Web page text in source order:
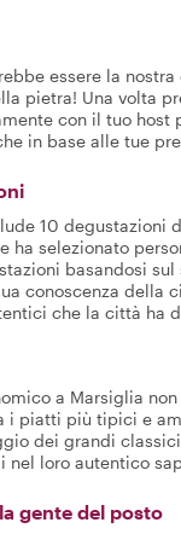
essere la nostra
pietra! Una volta
con il tuo host
in base alle tue
10 degustazioni
ha selezionato
basandosi sul
conoscenza della
che la città ha
a Marsiglia
i piatti più tipici e
dei grandi
nel loro autentico
gente del posto